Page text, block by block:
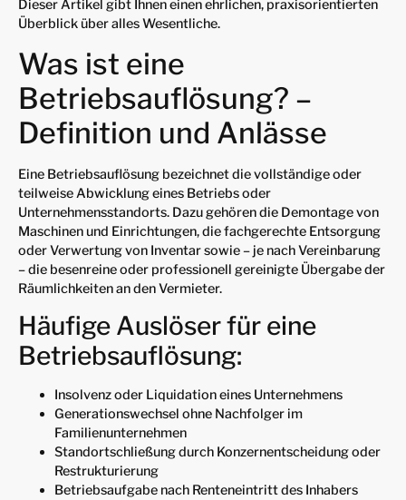
Dieser Artikel gibt Ihnen einen ehrlichen, praxisorientierten
Überblick über alles Wesentliche.
Was ist eine
Betriebsauflösung? –
Definition und Anlässe
Eine Betriebsauflösung bezeichnet die vollständige oder
teilweise Abwicklung eines Betriebs oder
Unternehmensstandorts. Dazu gehören die Demontage von
Maschinen und Einrichtungen, die fachgerechte Entsorgung
oder Verwertung von Inventar sowie – je nach Vereinbarung
– die besenreine oder professionell gereinigte Übergabe der
Räumlichkeiten an den Vermieter.
Häufige Auslöser für eine
Betriebsauflösung:
Insolvenz oder Liquidation eines Unternehmens
Generationswechsel ohne Nachfolger im
Familienunternehmen
Standortschließung durch Konzernentscheidung oder
Restrukturierung
Betriebsaufgabe nach Renteneintritt des Inhabers